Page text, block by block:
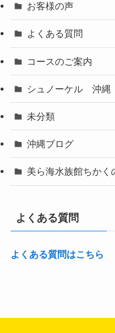
お客様の声
よくある質問
コースのご案内
シュノーケル 沖縄
未分類
沖縄ブログ
美ら海水族館ちかく
よくある質問
よくある質問はこちら